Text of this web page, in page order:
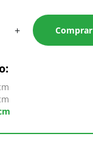
+ Comprar
: